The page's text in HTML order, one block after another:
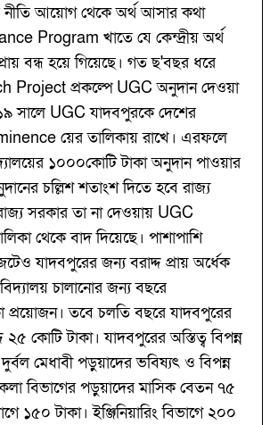
নীতি আয়োগ থেকে অর্থ আসার কথা
Program খাতে যে কেন্দ্রীয় অর্থ
বন্ধ হয়ে গিয়েছে। গত ছ'বছর ধরে
Project প্রকল্পে UGC অনুদান দেওয়া
সালে UGC যাদবপুরকে দেশের
য়ের তালিকায় রাখে। এরফলে
১০০০কোটি টাকা অনুদান পাওয়ার
চল্লিশ শতাংশ দিতে হবে রাজ্য
সরকার তা না দেওয়ায় UGC
থেকে বাদ দিয়েছে। পাশাপাশি
যাদবপুরের জন্য বরাদ্দ প্রায় অর্ধেক
চালানোর জন্য বছরে
প্রয়োজন। তবে চলতি বছরে যাদবপুরের
২৫ কোটি টাকা। যাদবপুরের অস্তিত্ব বিপন্ন
মেধাবী পড়ুয়াদের ভবিষ্যৎ ও বিপন্ন
বিভাগের পড়ুয়াদের মাসিক বেতন ৭৫
১৫০ টাকা। ইঞ্জিনিয়ারিং বিভাগে ২০০